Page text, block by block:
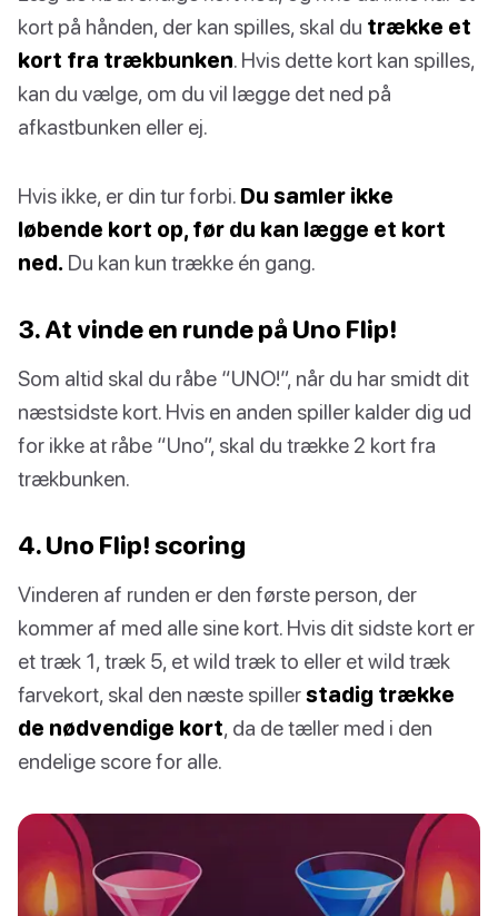
kort på hånden, der kan spilles, skal du trække et
kort fra trækbunken. Hvis dette kort kan spilles,
kan du vælge, om du vil lægge det ned på
afkastbunken eller ej.
Hvis ikke, er din tur forbi. Du samler ikke
løbende kort op, før du kan lægge et kort
ned. Du kan kun trække én gang.
3. At vinde en runde på Uno Flip!
Som altid skal du råbe “UNO!”, når du har smidt dit
næstsidste kort. Hvis en anden spiller kalder dig ud
for ikke at råbe “Uno”, skal du trække 2 kort fra
trækbunken.
4. Uno Flip! scoring
Vinderen af runden er den første person, der
kommer af med alle sine kort. Hvis dit sidste kort er
et træk 1, træk 5, et wild træk to eller et wild træk
farvekort, skal den næste spillerstadig trække
de nødvendige kort, da de tæller med i den
endelige score for alle.